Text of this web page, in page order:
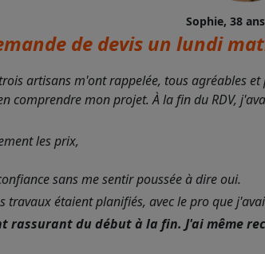
Sophie, 38
de devis un lundi
artisans m'ont rappelée, tous agréables
comprendre mon projet. À la fin du RDV,
les prix,
sans me sentir poussée à dire oui.
travaux étaient planifiés, avec le pro que
rassurant du début à la fin. J'ai même